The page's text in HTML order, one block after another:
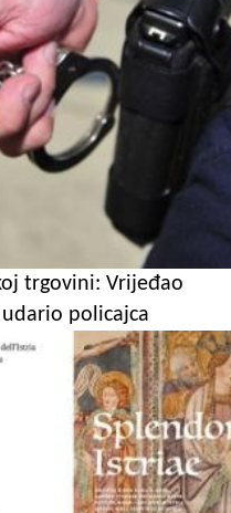
trgovini: Vrijeđao
policajca